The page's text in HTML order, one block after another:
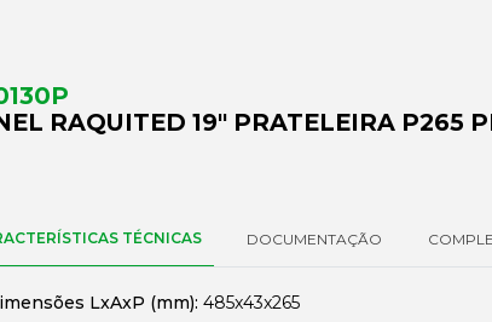
RAQUITED 19" PRATELEIRA P265
TÉCNICAS DOCUMENTAÇÃO
LxAxP (mm): 485x43x265